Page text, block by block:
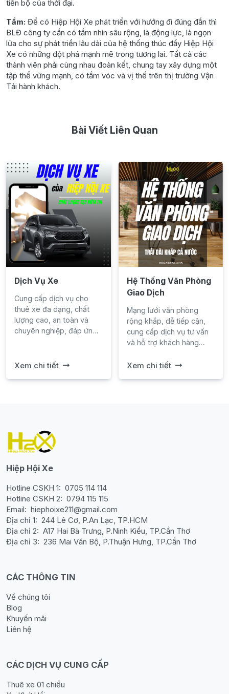
tiến bộ của thời đại.
Tầm: Để có Hiệp Hội Xe phát triển với hướng đi đúng đắn thì
BLĐ công ty cần có tầm nhìn sâu rộng, là động lực, là ngọn
lửa cho sự phát triển lâu dài của hệ thống thúc đẩy Hiệp Hội
Xe có những đột phá mạnh mẽ trong tương lai. Tất cả các
thành viên phải cùng nhau đoàn kết, chung tay xây dựng một
tập thể vững mạnh, có tầm vóc và vị thế trên thị trường Vận
Tải hành khách.
Bài Viết Liên Quan
Dịch Vụ Xe
Cung cấp dịch vụ cho
thuê xe đa dạng, chất
lượng cao, an toàn và
chuyên nghiệp, đáp ứng
Xem chi tiết
Hệ Thống Văn Phòng
Giao Dịch
Mạng lưới văn phòng
rộng khắp, dễ tiếp cận,
cung cấp dịch vụ tư vấn
và hỗ trợ khách hàng
Xem chi tiết
Hiệp Hội Xe
Hotline CSKH 1: 0705 114 114
Hotline CSKH 2: 0794 115 115
Email: hiephoixe211@gmail.com
Địa chỉ 1: 244 Lê Cơ, P.An Lạc, TP.HCM
Địa chỉ 2: A17 Hai Bà Trưng, P.Ninh Kiều, TP.Cần Thơ
Địa chỉ 3: 236 Mai Văn Bộ, P.Thuận Hưng, TP.Cần Thơ
CÁC THÔNG TIN
Về chúng tôi
Blog
Khuyến mãi
Liên hệ
CÁC DỊCH VỤ CUNG CẤP
Thuê xe 01 chiều